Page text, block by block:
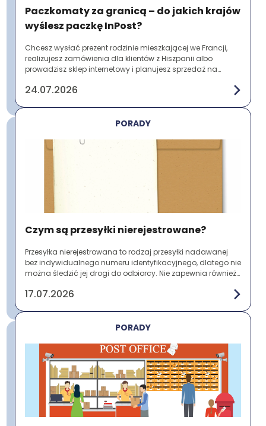
Paczkomaty za granicą – do jakich krajów
wyślesz paczkę InPost?
Chcesz wysłać prezent rodzinie mieszkającej we Francji,
realizujesz zamówienia dla klientów z Hiszpanii albo
prowadzisz sklep internetowy i planujesz sprzedaż na
24.07.2026
PORADY
Czym są przesyłki nierejestrowane?
Przesyłka nierejestrowana to rodzaj przesyłki nadawanej
bez indywidualnego numeru identyfikacyjnego, dlatego nie
można śledzić jej drogi do odbiorcy. Nie zapewnia również
17.07.2026
PORADY